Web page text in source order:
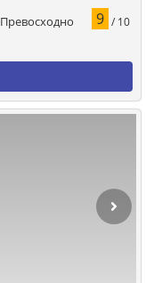
Превосходно 9 / 10